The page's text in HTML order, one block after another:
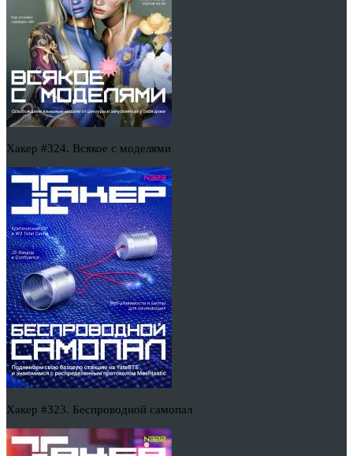
Хакер #324. Всякое с моделями
Хакер #323. Беспроводной самопал